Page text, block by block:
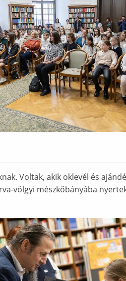
Voltak, akik oklevél és
völgyi mészkőbányába
dqwd